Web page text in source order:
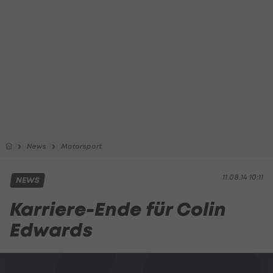
News Motorsport
11.08.14 10:11
NEWS
Karriere-Ende für Colin
Edwards